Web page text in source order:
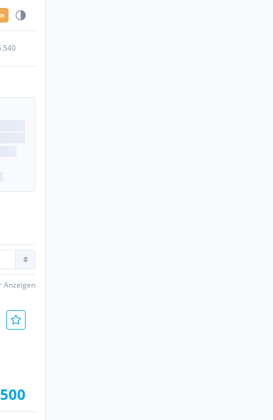
Anzeigen